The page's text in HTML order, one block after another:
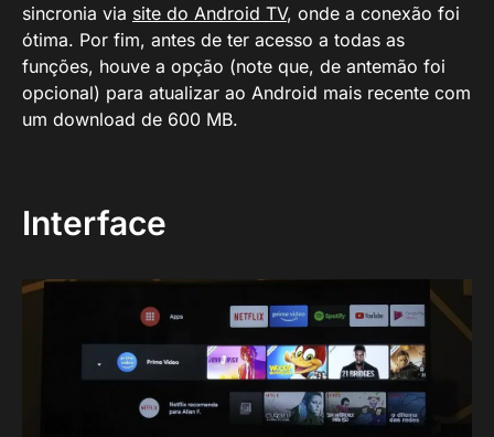
sincronia via site do Android TV, onde a conexão foi
ótima. Por fim, antes de ter acesso a todas as
funções, houve a opção (note que, de antemão foi
opcional) para atualizar ao Android mais recente com
um download de 600 MB.
Interface